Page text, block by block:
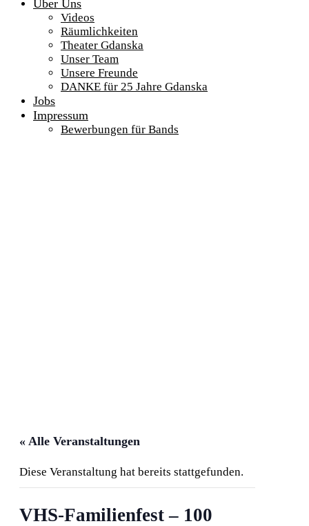
Über Uns
Videos
Räumlichkeiten
Theater Gdanska
Unser Team
Unsere Freunde
DANKE für 25 Jahre Gdanska
Jobs
Impressum
Bewerbungen für Bands
« Alle Veranstaltungen
Diese Veranstaltung hat bereits stattgefunden.
VHS-Familienfest – 100